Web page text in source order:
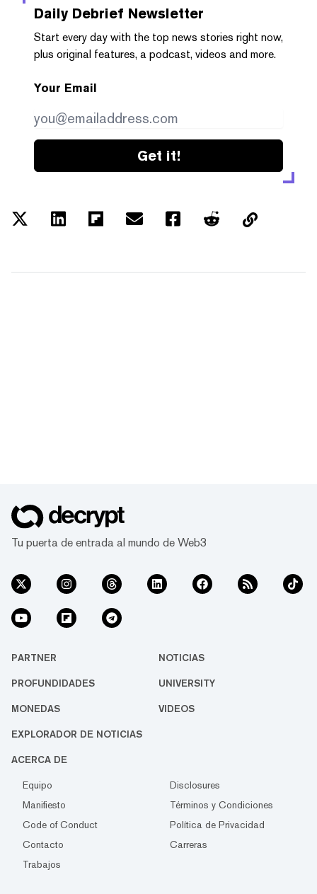
Daily Debrief Newsletter
Start every day with the top news stories right now,
plus original features, a podcast, videos and more.
Your Email
Get it!
Tu puerta de entrada al mundo de Web3
PARTNER NOTICIAS
PROFUNDIDADES UNIVERSITY
MONEDAS VIDEOS
EXPLORADOR DE NOTICIAS
ACERCA DE
Equipo
Disclosures
Manifiesto
Términos y Condiciones
Code of Conduct
Política de Privacidad
Contacto
Carreras
Trabajos